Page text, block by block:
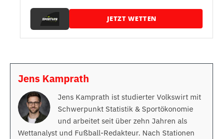
JETZT WETTEN
Jens Kamprath
Jens Kamprath ist studierter Volkswirt mit
Schwerpunkt Statistik & Sportökonomie
und arbeitet seit über zehn Jahren als
Wettanalyst und Fußball-Redakteur. Nach Stationen